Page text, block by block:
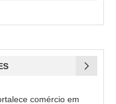
comércio em